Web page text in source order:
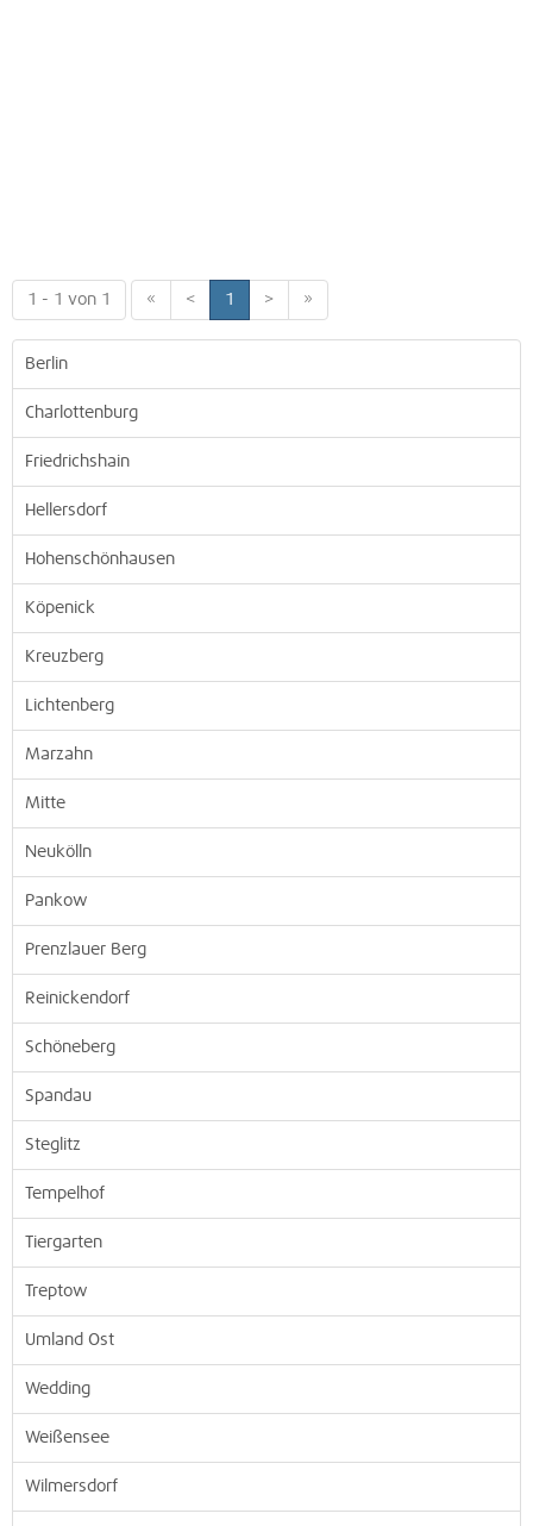
1 - 1 von 1 « < 1 > »
Berlin
Charlottenburg
Friedrichshain
Hellersdorf
Hohenschönhausen
Köpenick
Kreuzberg
Lichtenberg
Marzahn
Mitte
Neukölln
Pankow
Prenzlauer Berg
Reinickendorf
Schöneberg
Spandau
Steglitz
Tempelhof
Tiergarten
Treptow
Umland Ost
Wedding
Weißensee
Wilmersdorf